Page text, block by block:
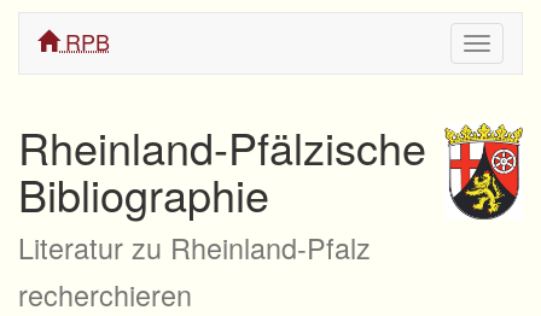
ein/
RPB
Rheinland-Pfälzische
Bibliographie
Literatur zu Rheinland-Pfalz
recherchieren